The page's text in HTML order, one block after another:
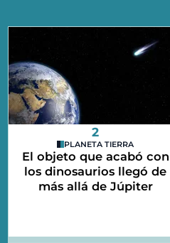
2
PLANETA TIERRA
El objeto que acabó con
los dinosaurios llegó de
más allá de Júpiter